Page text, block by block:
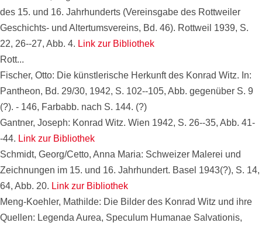
des 15. und 16. Jahrhunderts (Vereinsgabe des Rottweiler
Geschichts- und Altertumsvereins, Bd. 46). Rottweil 1939, S.
22, 26--27, Abb. 4. Link zur Bibliothek
Rott...
Fischer, Otto: Die künstlerische Herkunft des Konrad Witz. In:
Pantheon, Bd. 29/30, 1942, S. 102--105, Abb. gegenüber S. 9
(?). - 146, Farbabb. nach S. 144. (?)
Gantner, Joseph: Konrad Witz. Wien 1942, S. 26--35, Abb. 41-
-44. Link zur Bibliothek
Schmidt, Georg/Cetto, Anna Maria: Schweizer Malerei und
Zeichnungen im 15. und 16. Jahrhundert. Basel 1943(?), S. 14,
64, Abb. 20. Link zur Bibliothek
Meng-Koehler, Mathilde: Die Bilder des Konrad Witz und ihre
Quellen: Legenda Aurea, Speculum Humanae Salvationis,